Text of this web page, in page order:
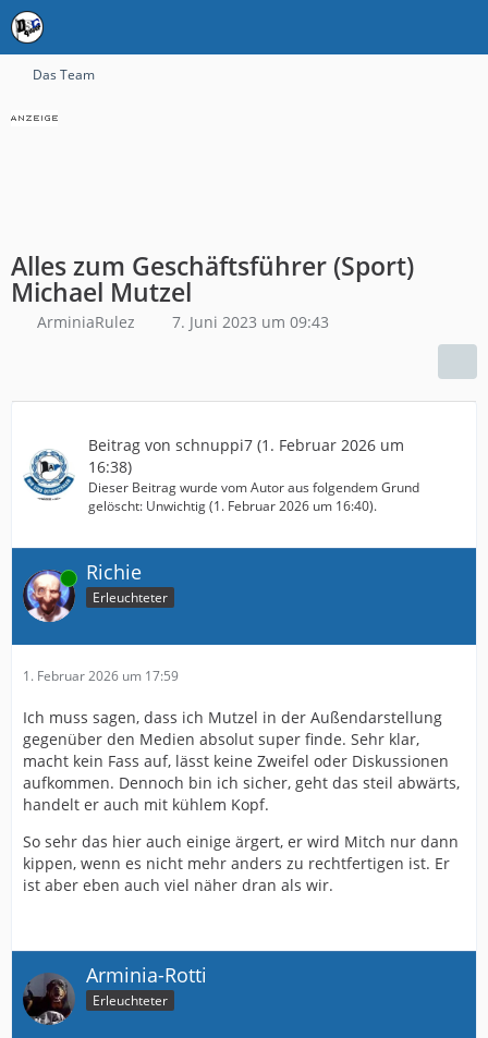
Das Team
Alles zum Geschäftsführer (Sport)
Michael Mutzel
ArminiaRulez 7. Juni 2023 um 09:43
Beitrag von schnuppi7 (1. Februar 2026 um
16:38)
Dieser Beitrag wurde vom Autor aus folgendem Grund
gelöscht: Unwichtig (1. Februar 2026 um 16:40).
Online Richie
Erleuchteter
1. Februar 2026 um 17:59
Ich muss sagen, dass ich Mutzel in der Außendarstellung
gegenüber den Medien absolut super finde. Sehr klar,
macht kein Fass auf, lässt keine Zweifel oder Diskussionen
aufkommen. Dennoch bin ich sicher, geht das steil abwärts,
handelt er auch mit kühlem Kopf.
So sehr das hier auch einige ärgert, er wird Mitch nur dann
kippen, wenn es nicht mehr anders zu rechtfertigen ist. Er
ist aber eben auch viel näher dran als wir.
Arminia-Rotti
Erleuchteter